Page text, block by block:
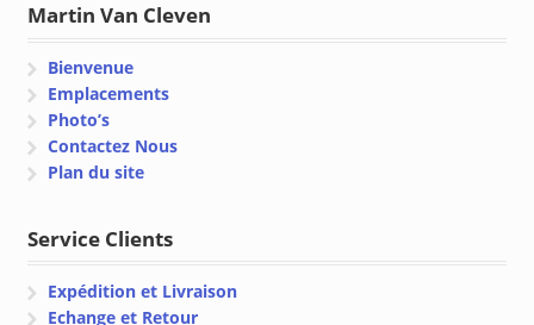
Martin Van Cleven
Bienvenue
Emplacements
Photo’s
Contactez Nous
Plan du site
Service Clients
Expédition et Livraison
Echange et Retour